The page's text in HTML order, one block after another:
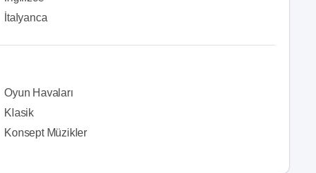
İtalyanca
Oyun Havaları
Klasik
Konsept Müzikler